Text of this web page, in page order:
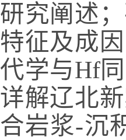
研究阐述
特征及成
代学与Hf
详解辽北
合岩浆-沉